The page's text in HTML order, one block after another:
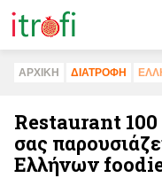
ΑΡΧΙΚΗ ΔΙΑΤΡΟΦΗ
Restaurant
σας
Ελλήνων